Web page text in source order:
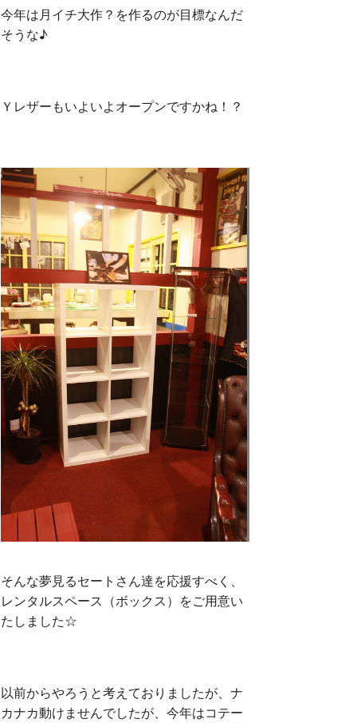
今年は月イチ大作？を作るのが目標なんだ
そうな♪
Ｙレザーもいよいよオープンですかね！？
そんな夢見るセートさん達を応援すべく、
レンタルスペース（ボックス）をご用意い
たしました☆
以前からやろうと考えておりましたが、ナ
カナカ動けませんでしたが、今年はコテー